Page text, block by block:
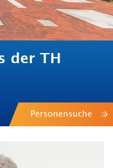
English
der TH
Personensuche